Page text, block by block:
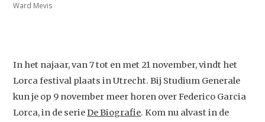
Ward Mevis
In het najaar, van 7 tot en met 21 november, vindt het
Lorca festival plaats in Utrecht. Bij Studium Generale
kun je op 9 november meer horen over Federico Garcia
Lorca, in de serieDe Biografie. Kom nu alvast in de